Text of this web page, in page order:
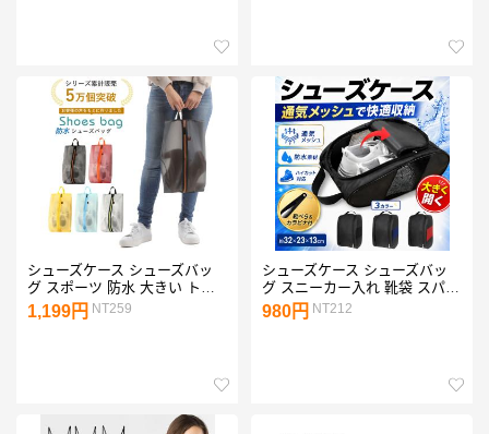
シューズケース シューズバッ
グ スポーツ 防水 大きい トラ
ベルケース トラベルバッグ シ
ューズ入れ ポーチ 靴入れ 収納
1,199円 NT259
シューズケース シューズバッ
グ スニーカー入れ 靴袋 スパイ
ク バッシュ ゴルフ サッカー
バレー スポーツ 防水 収納 靴
980円 NT212